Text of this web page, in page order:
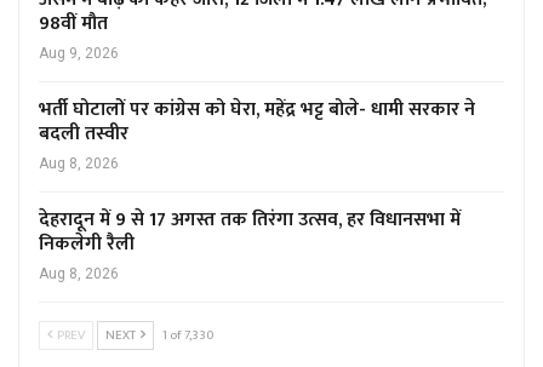
98वीं मौत
Aug 9, 2026
भर्ती घोटालों पर कांग्रेस को घेरा, महेंद्र भट्ट बोले- धामी सरकार ने
बदली तस्वीर
Aug 8, 2026
देहरादून में 9 से 17 अगस्त तक तिरंगा उत्सव, हर विधानसभा में
निकलेगी रैली
Aug 8, 2026
PREV NEXT 1 of 7,330